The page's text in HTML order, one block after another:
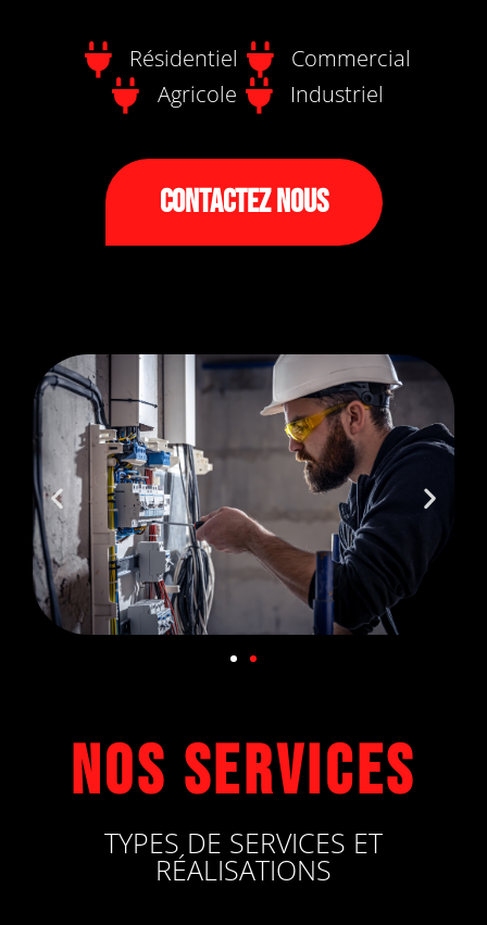
Résidentiel
Commercial
Agricole
Industriel
Contactez Nous
Nos services
TYPES DE SERVICES ET
RÉALISATIONS